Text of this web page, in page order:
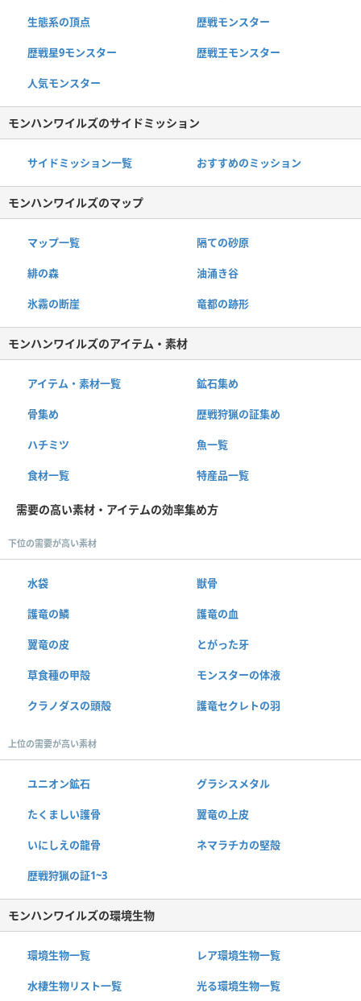
生態系の頂点 歴戦モンスター
歴戦星9モンスター 歴戦王モンスター
人気モンスター
モンハンワイルズのサイドミッション
サイドミッション一覧 おすすめのミッション
モンハンワイルズのマップ
マップ一覧 隔ての砂原
緋の森 油涌き谷
氷霧の断崖 竜都の跡形
モンハンワイルズのアイテム・素材
アイテム・素材一覧 鉱石集め
骨集め 歴戦狩猟の証集め
ハチミツ 魚一覧
食材一覧 特産品一覧
需要の高い素材・アイテムの効率集め方
下位の需要が高い素材
水袋 獣骨
護竜の鱗 護竜の血
翼竜の皮 とがった牙
草食種の甲殻 モンスターの体液
クラノダスの頭殻 護竜セクレトの羽
上位の需要が高い素材
ユニオン鉱石 グラシスメタル
たくましい護骨 翼竜の上皮
いにしえの龍骨 ネマラチカの堅殻
歴戦狩猟の証1~3
モンハンワイルズの環境生物
環境生物一覧 レア環境生物一覧
水棲生物リスト一覧 光る環境生物一覧